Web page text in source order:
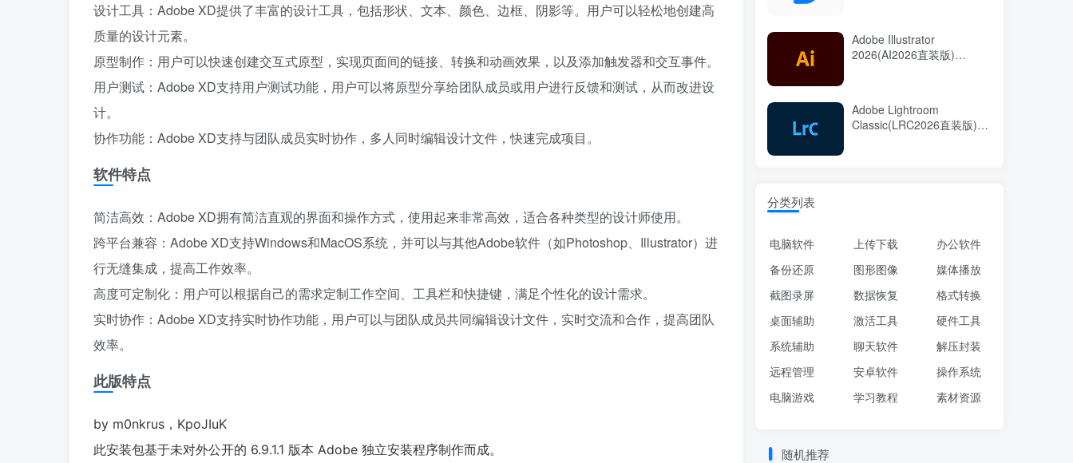
设计工具：Adobe XD提供了丰富的设计工具，包括形状、文本、颜色、边框、阴影等。用户可以轻松地创建高
质量的设计元素。
原型制作：用户可以快速创建交互式原型，实现页面间的链接、转换和动画效果，以及添加触发器和交互事件。
用户测试：Adobe XD支持用户测试功能，用户可以将原型分享给团队成员或用户进行反馈和测试，从而改进设
计。
协作功能：Adobe XD支持与团队成员实时协作，多人同时编辑设计文件，快速完成项目。
软件特点
简洁高效：Adobe XD拥有简洁直观的界面和操作方式，使用起来非常高效，适合各种类型的设计师使用。
跨平台兼容：Adobe XD支持Windows和MacOS系统，并可以与其他Adobe软件（如Photoshop、Illustrator）进
行无缝集成，提高工作效率。
高度可定制化：用户可以根据自己的需求定制工作空间、工具栏和快捷键，满足个性化的设计需求。
实时协作：Adobe XD支持实时协作功能，用户可以与团队成员共同编辑设计文件，实时交流和合作，提高团队
效率。
此版特点
by m0nkrus，KpoJIuK
此安装包基于未对外公开的 6.9.1.1 版本 Adobe 独立安装程序制作而成。
Adobe Illustrator
2026(AI2026直装版)
Adobe Lightroom
Classic(LRC2026直装版)
分类列表
电脑软件 上传下载
办公软件
备份还原
图形图像
媒体播放
截图录屏
数据恢复
格式转换
桌面辅助
激活工具
硬件工具
系统辅助
聊天软件
解压封装
远程管理
安卓软件
操作系统
电脑游戏
学习教程 素材资源
随机推荐